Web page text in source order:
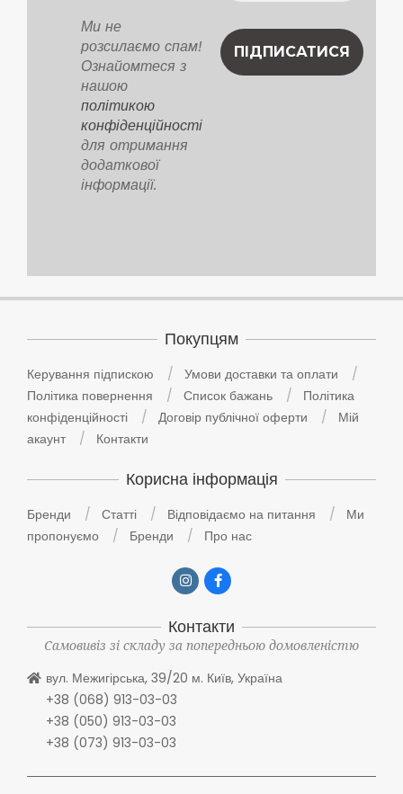
Ми не
розсилаємо спам!
Ознайомтеся з
нашою
політикою
конфіденційності
для отримання
додаткової
інформації.
Покупцям
Керування підпискою
Умови доставки та оплати
Політика повернення
Список бажань
Політика
конфіденційності
Договір публічної оферти
Мій
акаунт
Контакти
Корисна інформація
Бренди Статті Відповідаємо на питання
Ми
пропонуємо
Бренди Про нас
Контакти
Самовивіз зі складу за попередньою домовленістю
вул. Межигірська, 39/20 м. Київ, Україна
+38 (068) 913-03-03
+38 (050) 913-03-03
+38 (073) 913-03-03